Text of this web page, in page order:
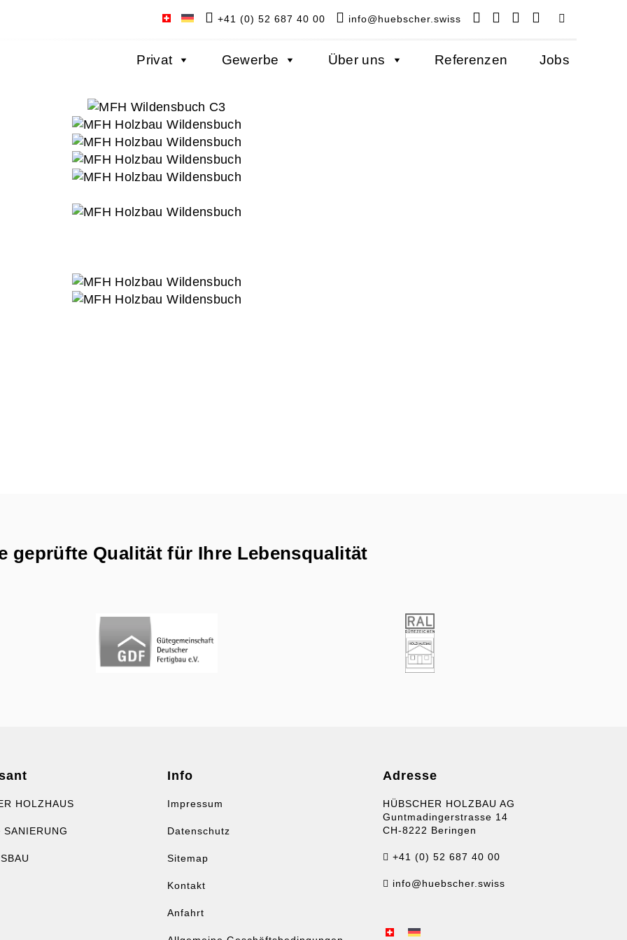
+41 (0) 52 687 40 00 info@huebscher.swiss
Privat Gewerbe Über uns Referenzen Jobs
geprüfte Qualität für Ihre Lebensqualität
HOLZHAUS
SANIERUNG
Info
Impressum
Datenschutz
Sitemap
Kontakt
Anfahrt
Adresse
HÜBSCHER HOLZBAU AG
Guntmadingerstrasse 14
CH-8222 Beringen
+41 (0) 52 687 40 00
info@huebscher.swiss